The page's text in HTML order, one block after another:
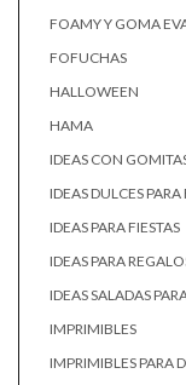
FOAMY Y GOMA
FOFUCHAS
HALLOWEEN
HAMA
IDEAS CON
IDEAS DULCES PARA
IDEAS PARA FIESTAS
IDEAS PARA
IDEAS SALADAS
IMPRIMIBLES
IMPRIMIBLES PARA